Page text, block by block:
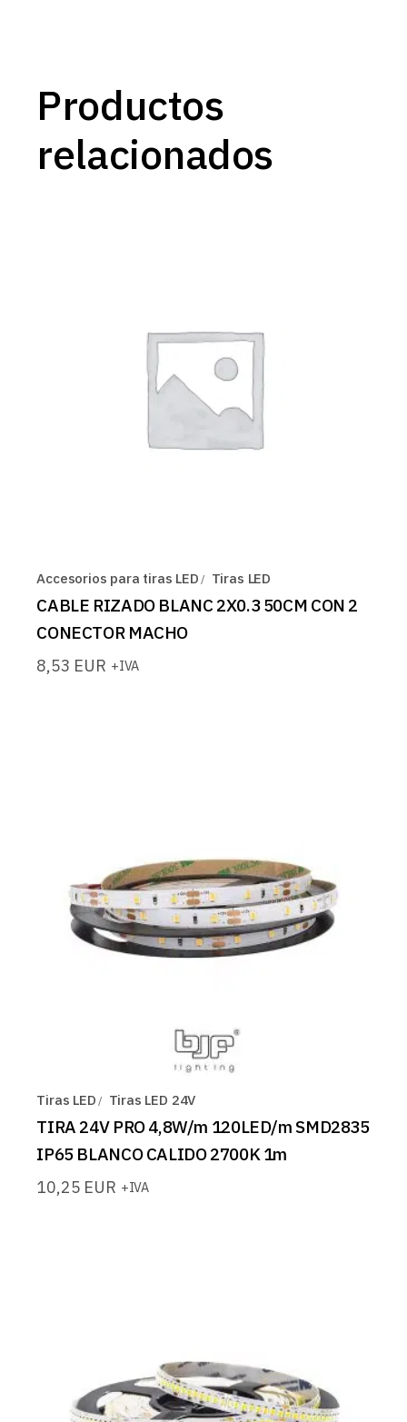
Productos
relacionados
Accesorios para tiras LED Tiras LED
CABLE RIZADO BLANC 2X0.3 50CM CON 2
CONECTOR MACHO
8,53 EUR +IVA
Tiras LED Tiras LED 24V
TIRA 24V PRO 4,8W/m 120LED/m SMD2835
IP65 BLANCO CALIDO 2700K 1m
10,25 EUR +IVA